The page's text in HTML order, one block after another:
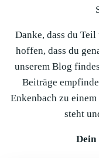
Danke, dass du
hoffen, dass du
unserem Blog
Beiträge
Enkenbach zu
steht
Dein